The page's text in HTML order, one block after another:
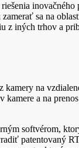
sa na
iných trhov a
na
a na
softvérom,
patentovaný